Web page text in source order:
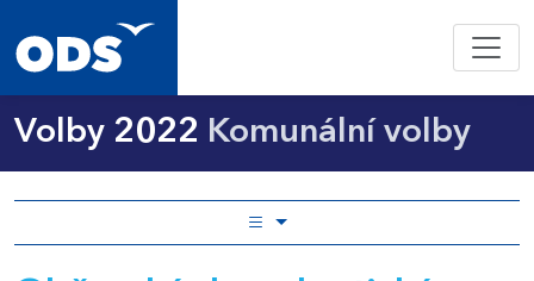
Volby 2022 Komunální volby